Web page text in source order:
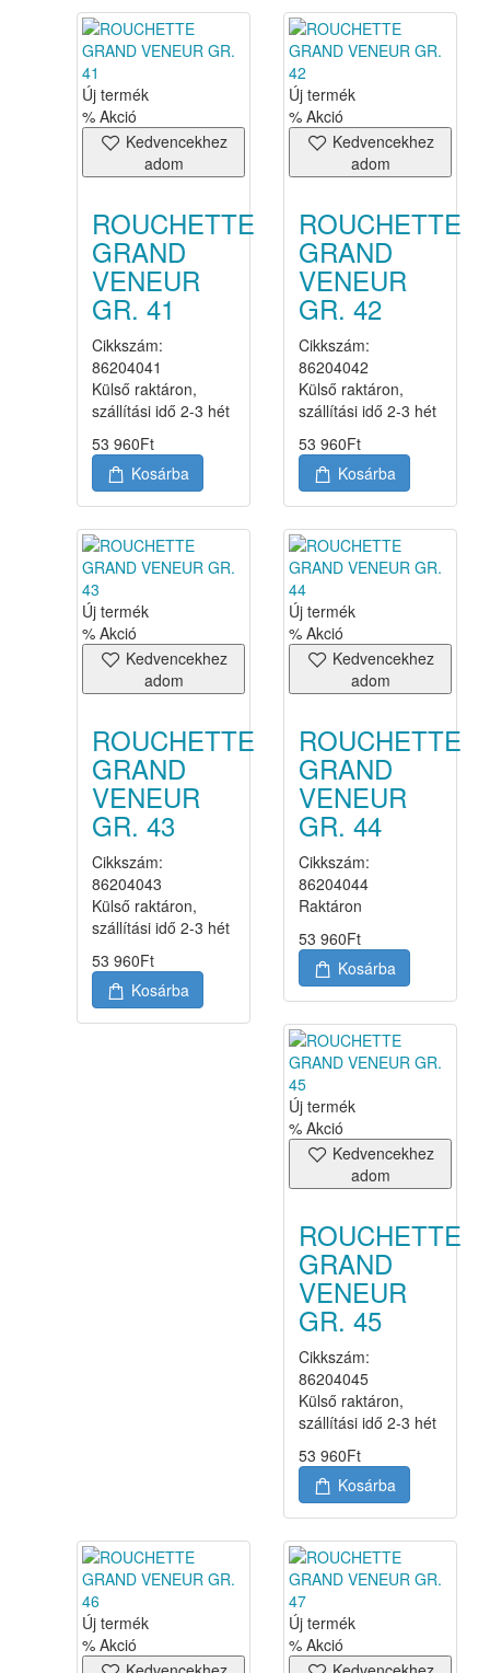
Új termék
% Akció
Kedvencekhez
adom
ROUCHETTE
GRAND
VENEUR
GR. 41
Cikkszám:
86204041
Külső raktáron,
szállítási idő 2-3 hét
53 960Ft
Kosárba
Új termék
% Akció
Kedvencekhez
adom
ROUCHETTE
GRAND
VENEUR
GR. 42
Cikkszám:
86204042
Külső raktáron,
szállítási idő 2-3 hét
53 960Ft
Kosárba
Új termék
% Akció
Kedvencekhez
adom
ROUCHETTE
GRAND
VENEUR
GR. 43
Cikkszám:
86204043
Külső raktáron,
szállítási idő 2-3 hét
53 960Ft
Kosárba
Új termék
% Akció
Kedvencekhez
adom
ROUCHETTE
GRAND
VENEUR
GR. 44
Cikkszám:
86204044
Raktáron
53 960Ft
Kosárba
Új termék
% Akció
Kedvencekhez
adom
ROUCHETTE
GRAND
VENEUR
GR. 45
Cikkszám:
86204045
Külső raktáron,
szállítási idő 2-3 hét
53 960Ft
Kosárba
Új termék
% Akció
Új termék
% Akció